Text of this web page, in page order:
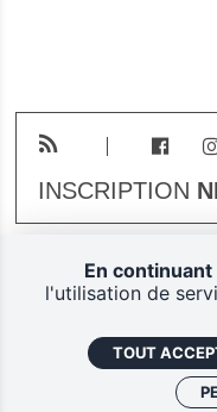
INSCRIPTION
Plan du site
Politique de
En
l'utilisation de
TOUT